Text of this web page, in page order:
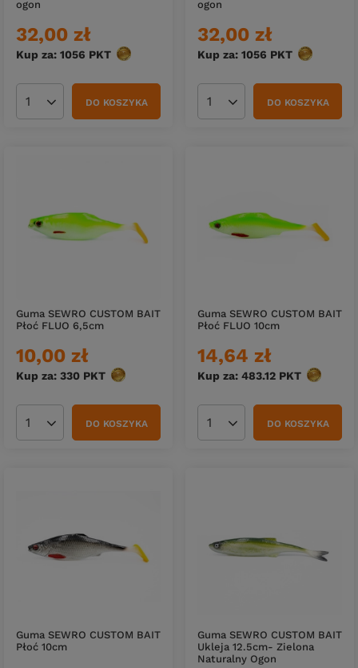
ogon
32,00 zł
Kup za: 1056 PKT punktów
Ilość produktówDO KOSZYKA
ogon
32,00 zł
Kup za: 1056 PKT punktów
Ilość produktówDO KOSZYKA
Guma SEWRO CUSTOM BAIT
Płoć FLUO 6,5cm
10,00 zł
Kup za: 330 PKT punktów
Ilość produktówDO KOSZYKA
Guma SEWRO CUSTOM BAIT
Płoć FLUO 10cm
14,64 zł
Kup za: 483.12 PKT punktów
Ilość produktówDO KOSZYKA
Guma SEWRO CUSTOM BAIT
Płoć 10cm
Guma SEWRO CUSTOM BAIT
Ukleja 12.5cm- Zielona
Naturalny Ogon